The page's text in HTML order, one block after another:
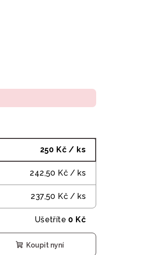
250 Kč / ks
242,50 Kč / ks
237,50 Kč / ks
Ušetříte 0 Kč
Koupit nyní